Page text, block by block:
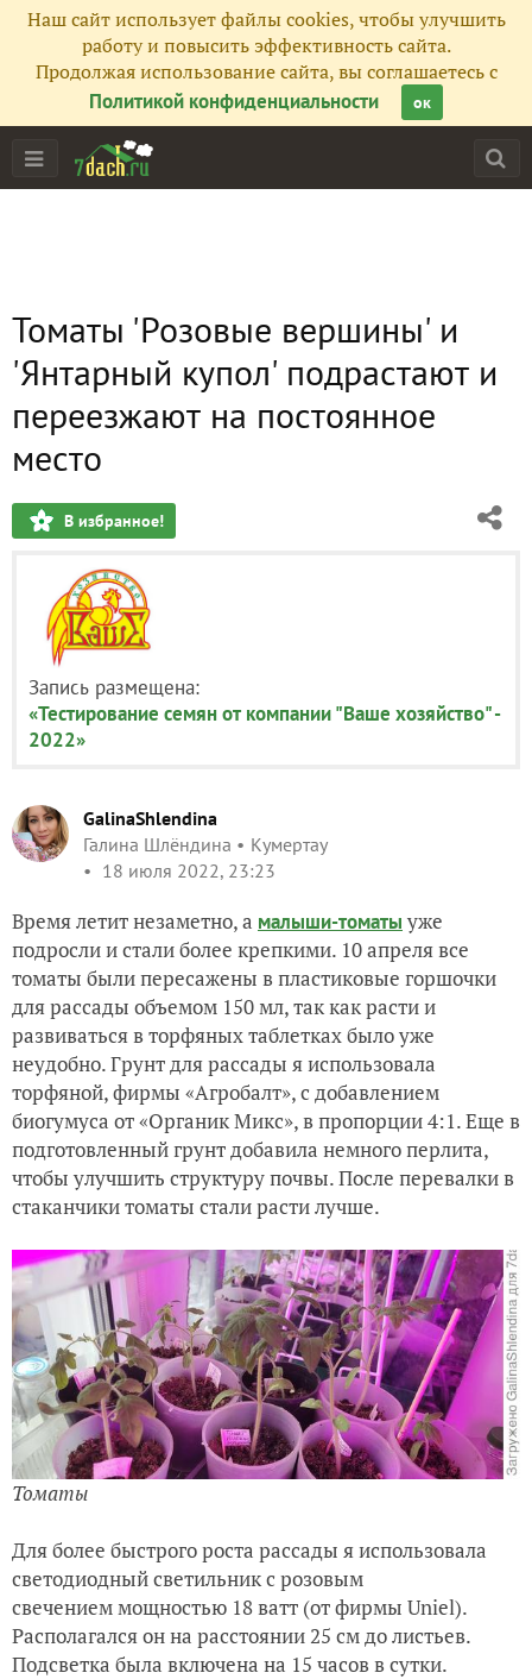
Наш сайт использует файлы cookies, чтобы улучшить
работу и повысить эффективность сайта.
Продолжая использование сайта, вы соглашаетесь с
Политикой конфиденциальности
ок
Томаты 'Розовые вершины' и
'Янтарный купол' подрастают и
переезжают на постоянное
место
В избранное!
Запись размещена:
«Тестирование семян от компании "Ваше хозяйство" -
2022»
GalinaShlendina
Галина Шлёндина
Кумертау
18 июля 2022, 23:23
Время летит незаметно, а малыши-томаты уже
подросли и стали более крепкими. 10 апреля все
томаты были пересажены в пластиковые горшочки
для рассады объемом 150 мл, так как расти и
развиваться в торфяных таблетках было уже
неудобно. Грунт для рассады я использовала
торфяной, фирмы «Агробалт», с добавлением
биогумуса от «Органик Микс», в пропорции 4:1. Еще в
подготовленный грунт добавила немного перлита,
чтобы улучшить структуру почвы. После перевалки в
стаканчики томаты стали расти лучше.
Томаты
Для более быстрого роста рассады я использовала
светодиодный светильник с розовым
свечением мощностью 18 ватт (от фирмы Uniel).
Располагался он на расстоянии 25 см до листьев.
Подсветка была включена на 15 часов в сутки.